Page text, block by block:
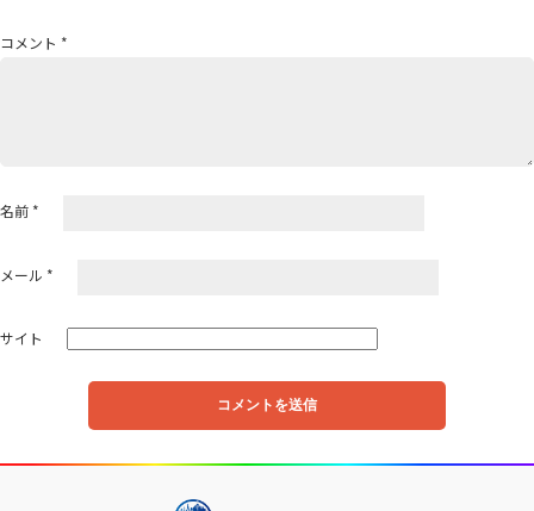
ン
コメント *
名前 *
メール *
サイト